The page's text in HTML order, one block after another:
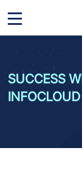
SUCCESS
INFOCLOUD